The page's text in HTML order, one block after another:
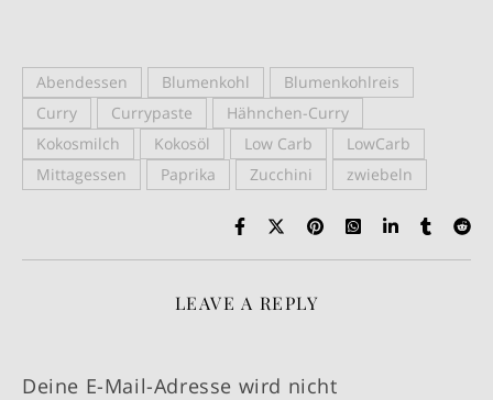
Abendessen Blumenkohl
Blumenkohlreis
Curry
Currypaste
Hähnchen-Curry
Kokosmilch
Kokosöl Low Carb
LowCarb
Mittagessen
Paprika Zucchini zwiebeln
LEAVE A REPLY
Deine E-Mail-Adresse wird nicht